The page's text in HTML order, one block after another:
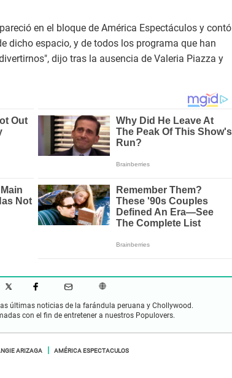
en el bloque de América Espectáculos y contó
dicho espacio, y de todos los programa que han
dijo tras la ausencia de Valeria Piazza y
últimas noticias de la farándula peruana y Chollywood.
con el fin de entretener a nuestros Populovers.
ARIZAGA AMÉRICA ESPECTACULOS